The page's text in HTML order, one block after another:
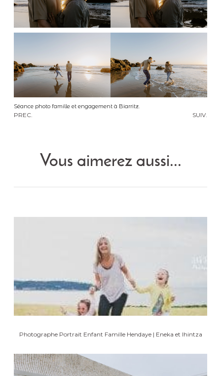
Séance photo famille et engagement à Biarritz.
PREC. SUIV.
Vous aimerez aussi...
Photographe Portrait Enfant Famille Hendaye | Eneka et Ihintza